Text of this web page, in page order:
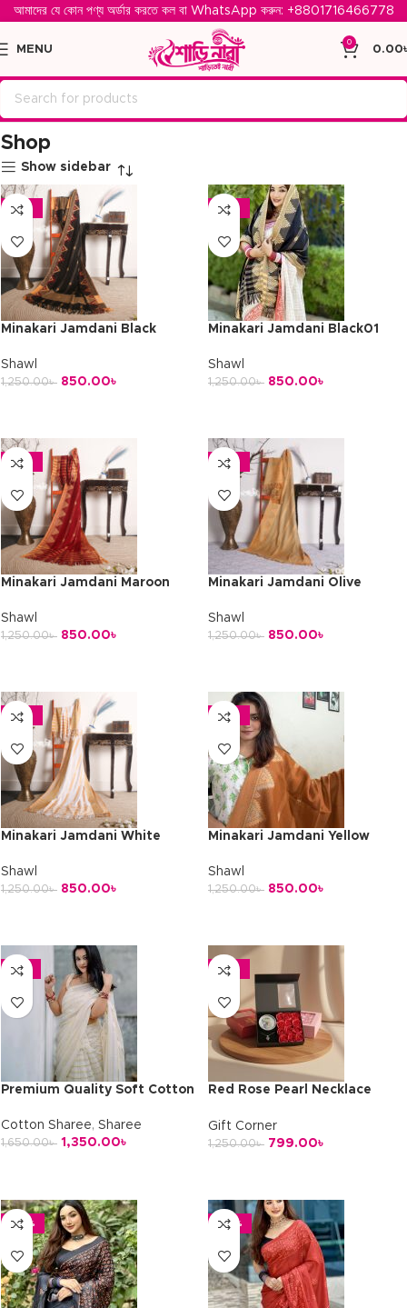
আমাদের যে কোন পণ্য অর্ডার করতে কল বা WhatsApp করুন: ‪ +8801716466778‬
MENU
0
0.00
Home
Shop
Show sidebar
-32%
Minakari Jamdani Black
Shawl
1,250.00৳ 850.00৳
-32%
Minakari Jamdani Black01
Shawl
1,250.00৳ 850.00৳
-32%
Minakari Jamdani Maroon
Shawl
1,250.00৳ 850.00৳
-32%
Minakari Jamdani Olive
Shawl
1,250.00৳ 850.00৳
-32%
Minakari Jamdani White
Shawl
1,250.00৳ 850.00৳
-32%
Minakari Jamdani Yellow
Shawl
1,250.00৳ 850.00৳
-18%
Premium Quality Soft Cotton
Cotton Sharee, Sharee
1,650.00৳ 1,350.00৳
-36%
Red Rose Pearl Necklace
Gift Corner
1,250.00৳ 799.00৳
-20% -20%